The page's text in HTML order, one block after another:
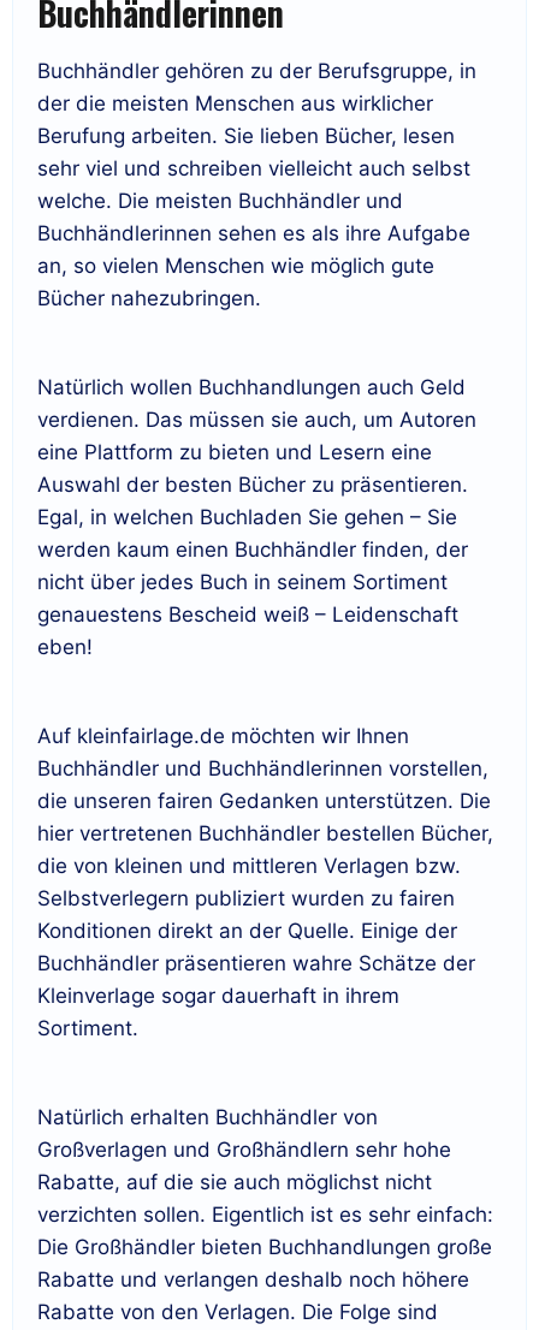
Buchhändlerinnen
Buchhändler gehören zu der Berufsgruppe, in
der die meisten Menschen aus wirklicher
Berufung arbeiten. Sie lieben Bücher, lesen
sehr viel und schreiben vielleicht auch selbst
welche. Die meisten Buchhändler und
Buchhändlerinnen sehen es als ihre Aufgabe
an, so vielen Menschen wie möglich gute
Bücher nahezubringen.
Natürlich wollen Buchhandlungen auch Geld
verdienen. Das müssen sie auch, um Autoren
eine Plattform zu bieten und Lesern eine
Auswahl der besten Bücher zu präsentieren.
Egal, in welchen Buchladen Sie gehen – Sie
werden kaum einen Buchhändler finden, der
nicht über jedes Buch in seinem Sortiment
genauestens Bescheid weiß – Leidenschaft
eben!
Auf kleinfairlage.de möchten wir Ihnen
Buchhändler und Buchhändlerinnen vorstellen,
die unseren fairen Gedanken unterstützen. Die
hier vertretenen Buchhändler bestellen Bücher,
die von kleinen und mittleren Verlagen bzw.
Selbstverlegern publiziert wurden zu fairen
Konditionen direkt an der Quelle. Einige der
Buchhändler präsentieren wahre Schätze der
Kleinverlage sogar dauerhaft in ihrem
Sortiment.
Natürlich erhalten Buchhändler von
Großverlagen und Großhändlern sehr hohe
Rabatte, auf die sie auch möglichst nicht
verzichten sollen. Eigentlich ist es sehr einfach:
Die Großhändler bieten Buchhandlungen große
Rabatte und verlangen deshalb noch höhere
Rabatte von den Verlagen. Die Folge sind